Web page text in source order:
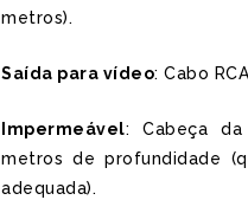
metros).
Saída para vídeo: Cabo
Impermeável: Cabeça
metros de profundidade
adequada).